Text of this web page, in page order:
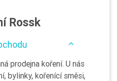
Rossk
prodejna koření. U nás
bylinky, kořenící směsi,